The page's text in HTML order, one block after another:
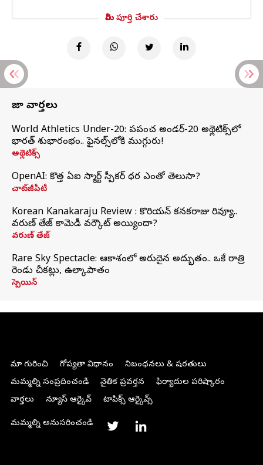
మీరు పూర్తి చేశారు
తాజా వార్తలు
World Athletics Under-20: ప్రపంచ అండర్-20 అథ్లెటిక్స్‌లో
భారత్‌ శుభారంభం.. ఫైనల్స్‌లోకి ముగ్గురు!
అథ్లెటిక్స్
OpenAI: కొత్త ఏఐ స్మార్ట్ స్పీకర్ ధర ఎంతో తెలుసా?
చాట్‌జీపీటీ
Korean Kanakaraju Review : కొరియన్ కనకరాజు రివ్యూ..
వరుణ్ తేజ్ కామెడీ వర్కౌట్ అయ్యిందా?
వరుణ్ తేజ్
Rare Sky Spectacle: ఆకాశంలో అరుదైన అద్భుతం.. ఒకే రాత్రి
రెండు చీకట్లు, ఉల్కాపాతం
స్పెయిన్
మా గురించి గోప్యతా విధానం
నిబంధనలు & షరతులు
మమ్మల్ని సంప్రదించండి
నైతిక ప్రవర్తన
ఫిర్యాదుల పరిష్కారం
వార్తలు
న్యూస్ ఆర్కైవ్ టాపిక్స్ ఆర్కైవ్స్
మమ్మల్ని అనుసరించండి